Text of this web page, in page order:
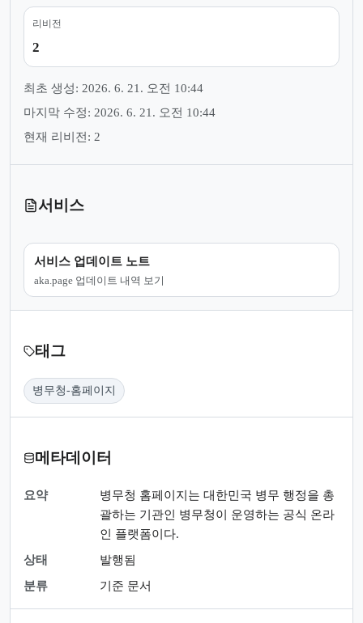
리비전
2
최초 생성: 2026. 6. 21. 오전 10:44
마지막 수정: 2026. 6. 21. 오전 10:44
현재 리비전: 2
서비스
서비스 업데이트 노트
aka.page 업데이트 내역 보기
태그
병무청-홈페이지
메타데이터
요약
병무청 홈페이지는 대한민국 병무 행정을 총
괄하는 기관인 병무청이 운영하는 공식 온라
인 플랫폼이다.
상태
발행됨
분류
기준 문서